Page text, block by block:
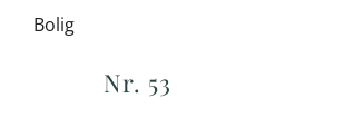
Bolig
Nr. 53